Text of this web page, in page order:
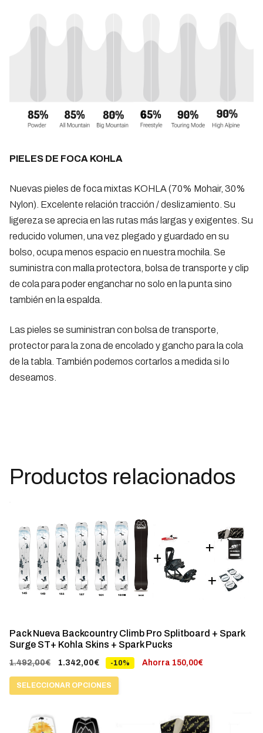
PIELES DE FOCA KOHLA
Nuevas pieles de foca mixtas KOHLA (70% Mohair, 30%
Nylon). Excelente relación tracción / deslizamiento. Su
ligereza se aprecia en las rutas más largas y exigentes. Su
reducido volumen, una vez plegado y guardado en su
bolso, ocupa menos espacio en nuestra mochila. Se
suministra con malla protectora, bolsa de transporte y clip
de cola para poder enganchar no solo en la punta sino
también en la espalda.
Las pieles se suministran con bolsa de transporte,
protector para la zona de encolado y gancho para la cola
de la tabla. También podemos cortarlos a medida si lo
deseamos.
Productos relacionados
Pack Nueva Backcountry Climb Pro Splitboard + Spark
Surge ST+ Kohla Skins + Spark Pucks
1.492,00€
El
precio
original
1.492,00€.
1.342,00€El
precio
actual
-10% Ahorra 150,00€
SELECCIONAR OPCIONES
producto
tiene
múltiples
variantes.
Las
pueden
elegir
en
producto